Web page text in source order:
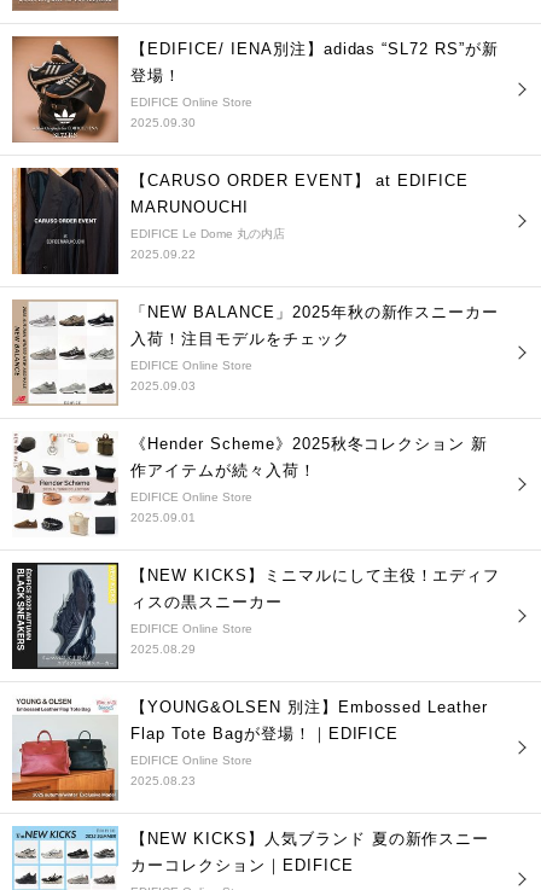
【EDIFICE/ IENA別注】adidas “SL72 RS”が新
登場！
EDIFICE Online Store
2025.09.30
【CARUSO ORDER EVENT】 at EDIFICE
MARUNOUCHI
EDIFICE Le Dome 丸の内店
2025.09.22
「NEW BALANCE」2025年秋の新作スニーカー
入荷！注目モデルをチェック
EDIFICE Online Store
2025.09.03
《Hender Scheme》2025秋冬コレクション 新
作アイテムが続々入荷！
EDIFICE Online Store
2025.09.01
【NEW KICKS】ミニマルにして主役！エディフ
ィスの黒スニーカー
EDIFICE Online Store
2025.08.29
【YOUNG&OLSEN 別注】Embossed Leather
Flap Tote Bagが登場！｜EDIFICE
EDIFICE Online Store
2025.08.23
【NEW KICKS】人気ブランド 夏の新作スニー
カーコレクション｜EDIFICE